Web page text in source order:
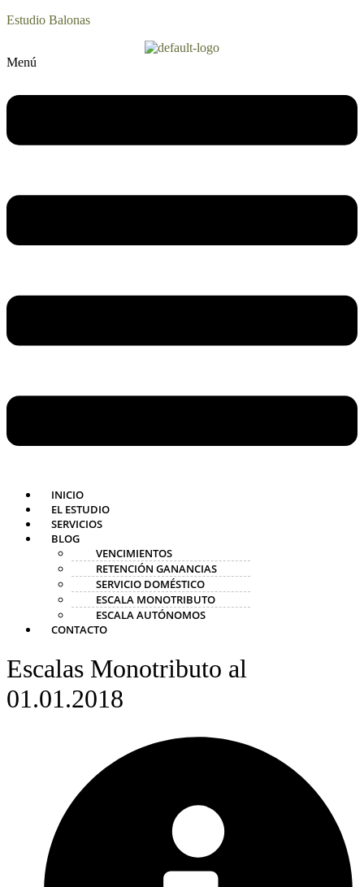
Estudio Balonas
Menú
INICIO
EL ESTUDIO
SERVICIOS
BLOG
VENCIMIENTOS
RETENCIÓN GANANCIAS
SERVICIO DOMÉSTICO
ESCALA MONOTRIBUTO
ESCALA AUTÓNOMOS
CONTACTO
Escalas Monotributo al
01.01.2018